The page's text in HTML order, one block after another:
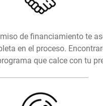
de financiamiento te
en el proceso.
que calce con tu